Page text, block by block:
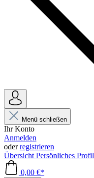
Menü schließen
Ihr Konto
Anmelden
oderregistrieren
Übersicht Persönliches Profil
0,00 €*